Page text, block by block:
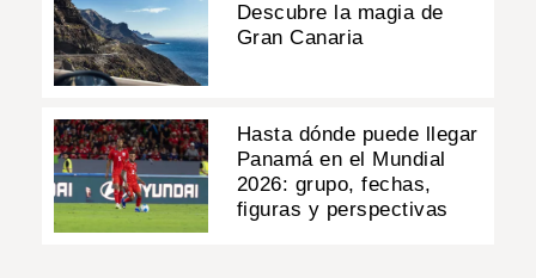
Descubre la magia de
Gran Canaria
Hasta dónde puede llegar
Panamá en el Mundial
2026: grupo, fechas,
figuras y perspectivas